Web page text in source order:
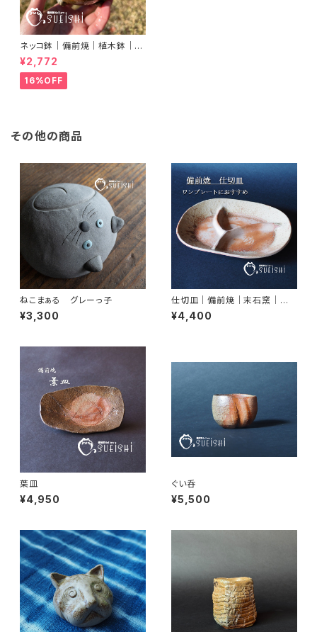
ネッコ鉢｜備前焼｜植木鉢｜ネ
コ型鉢｜多肉植物｜プランター
¥2,772
16%OFF
その他の商品
ねこまぁる グレーっ子
¥3,300
仕切皿｜備前焼｜末石窯｜おし
ゃれワンプレートにおすすめ
¥4,400
葉皿
¥4,950
ぐい呑
¥5,500